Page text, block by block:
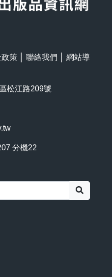
政策 聯絡我們
網站導
松江路209號
分機22